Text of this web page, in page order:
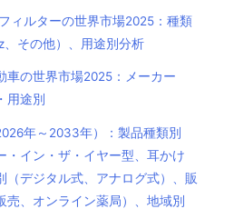
ィルターの世界市場2025：種類
その他）、用途別分析
車の世界市場2025：メーカー
用途別
年～2033年）：製品種類別
・イン・ザ・イヤー型、耳かけ
（デジタル式、アナログ式）、販
売、オンライン薬局）、地域別